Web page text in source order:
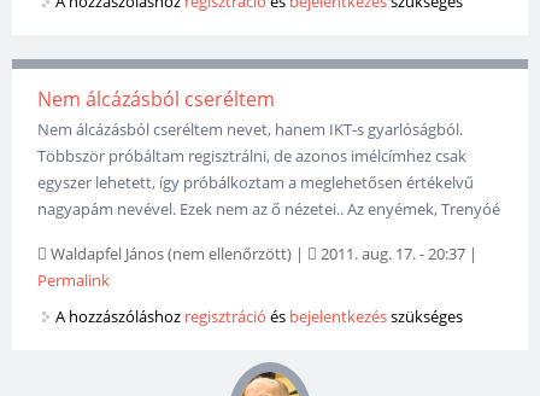
Nem álcázásból cseréltem
Nem álcázásból cseréltem nevet, hanem IKT-s gyarlóságból.
Többször próbáltam regisztrálni, de azonos imélcímhez csak
egyszer lehetett, így próbálkoztam a meglehetősen értékelvű
nagyapám nevével. Ezek nem az ő nézetei.. Az enyémek, Trenyóé
Waldapfel János (nem ellenőrzött) | 2011. aug. 17. - 20:37 |
Permalink
A hozzászóláshoz regisztráció és bejelentkezésszükséges